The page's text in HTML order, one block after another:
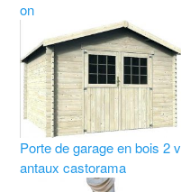
on
Porte de garage en bois 2 v
antaux castorama